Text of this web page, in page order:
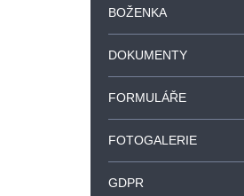
BOŽENKA
DOKUMENTY
FORMULÁŘE
FOTOGALERIE
GDPR